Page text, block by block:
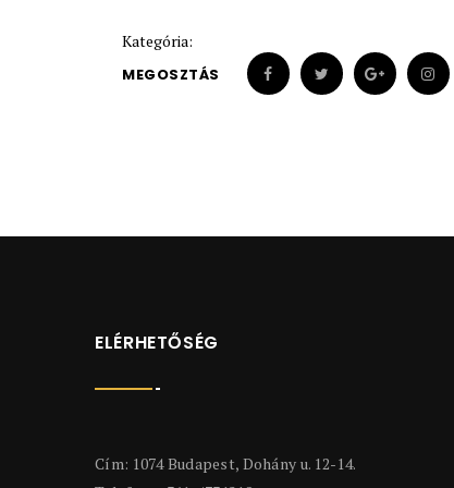
Kategória:
MEGOSZTÁS
ELÉRHETŐSÉG
Cím: 1074 Budapest, Dohány u. 12-14.